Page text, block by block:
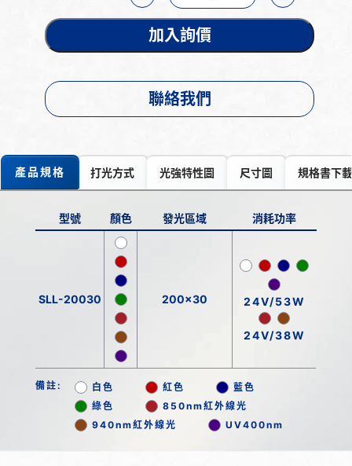
加入詢價
聯絡我們
產品規格 打光方式 光強特性圖 尺寸圖 規格書下載
型號 顏色 發光區域 消耗功率
SLL-20030 200x30 24V/53W
24V/38W
備註: 白色 紅色
藍色
綠色
850nm紅外線光
940nm紅外線光
UV400nm